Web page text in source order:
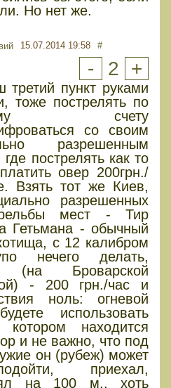
Но нет же.
15.07.2014 19:58 #
- 2 +
третий пункт руками
тоже пострелять по
счету
со своим
разрешенным
пострелять как то
овер 200грн./
Взять тот же Киев,
разрешенных
мест - Тир
Гетьмана - обычный
с 12 калибром
нечего делать,
(на Броварской
- 200 грн./час и
ноль: огневой
использовать
находится
и не важно, что под
он (рубеж) может
приехал,
на 100 м.. хоть